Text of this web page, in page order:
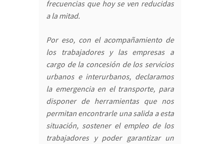
frecuencias que hoy se ven reducidas
a la mitad.
Por eso, con el acompañamiento de
los trabajadores y las empresas a
cargo de la concesión de los servicios
urbanos e interurbanos, declaramos
la emergencia en el transporte, para
disponer de herramientas que nos
permitan encontrarle una salida a esta
situación, sostener el empleo de los
trabajadores y poder garantizar un